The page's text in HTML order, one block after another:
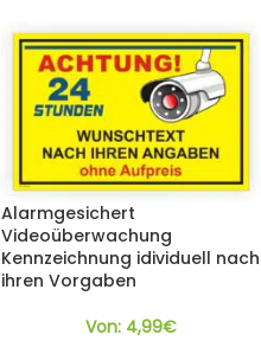
Alarmgesichert
Videoüberwachung
Kennzeichnung idividuell nach
ihren Vorgaben
Von: 4,99€